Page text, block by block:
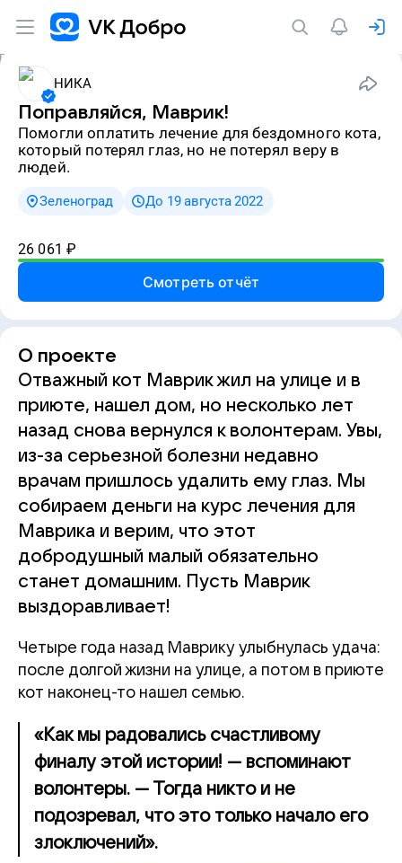
НИКА
Поправляйся, Маврик!
Помогли оплатить лечение для бездомного кота,
который потерял глаз, но не потерял веру в
людей.
Зеленоград До 19 августа 2022
26 061 ₽
Смотреть отчёт
О проекте
Отважный кот Маврик жил на улице и в
приюте, нашел дом, но несколько лет
назад снова вернулся к волонтерам. Увы,
из-за серьезной болезни недавно
врачам пришлось удалить ему глаз. Мы
собираем деньги на курс лечения для
Маврика и верим, что этот
добродушный малый обязательно
станет домашним. Пусть Маврик
выздоравливает!
Четыре года назад Маврику улыбнулась удача:
после долгой жизни на улице, а потом в приюте
кот наконец-то нашел семью.
«Как мы радовались счастливому
финалу этой истории! — вспоминают
волонтеры. — Тогда никто и не
подозревал, что это только начало его
злоключений».